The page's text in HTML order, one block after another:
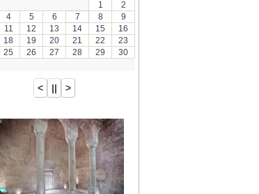
1
2
4 5 6 7 8
9
11 12 13 14 15
16
18 19 20 21 22
23
25 26 27 28 29
30